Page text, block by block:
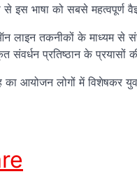
इस भाषा को सबसे महत्‍वपूर्ण
लाइन तकनीकों के माध्‍यम
प्रतिष्‍ठान के प्रयासों
का आयोजन लोगों में विशेषकर